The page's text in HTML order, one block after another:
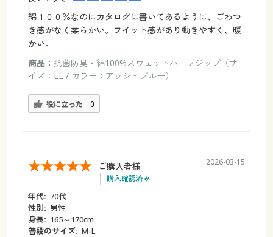
綿１００％なのにカタログに書いてあるように、ごわつ
き感がなく柔らかい。フイット感があり動きやすく、暖
かい。
商品： 抗菌防臭・綿100%スウェットハーフジップ（サ
イズ：LL / カラー：アッシュブルー）
役に立った 0
ご購入者様
購入確認済み
2026-03-15
年代: 70代
性別: 男性
身長: 165～170cm
普段のサイズ: M-L